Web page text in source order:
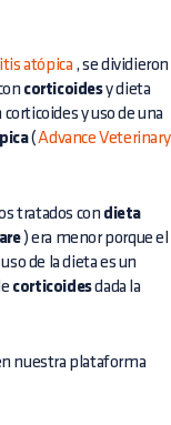
atópica , se dividieron
corticoidesy dieta
y uso de una
( Advance Veterinary
tratados con dieta
) era menor porque el
de la dieta es un
corticoidesdada la
nuestra plataforma